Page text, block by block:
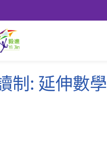
制: 延伸數學